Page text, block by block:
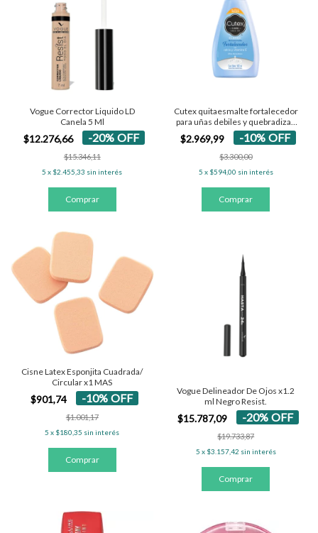
Vogue Corrector Liquido LD
Canela 5 Ml
$12.276,66 -20%OFF
$15.346,11
5 x $2.455,33 sin interés
Cutex quitaesmalte fortalecedor
para uñas debiles y quebradizas
100 ml
$2.969,99 -10% OFF
$3.300,00
5 x $594,00 sin interés
Cisne Latex Esponjita Cuadrada/
Circular x1 MAS
$901,74 -10% OFF
$1.001,17
5 x $180,35 sin interés
Vogue Delineador De Ojos x1.2
ml Negro Resist.
$15.787,09 -20% OFF
$19.733,87
5 x $3.157,42 sin interés